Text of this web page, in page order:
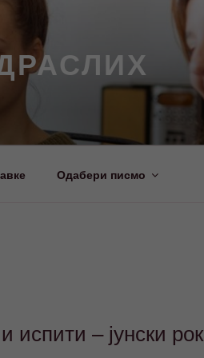
Одабери писмо
– јунски рок